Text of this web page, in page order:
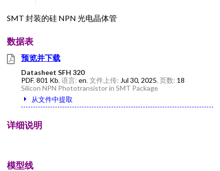
SMT 封装的硅 NPN 光电晶体管
数据表
预览并下载
Datasheet SFH 320
PDF, 801 Kb, 语言: en, 文件上传: Jul 30, 2025, 页数: 18
Silicon NPN Phototransistor in SMT Package
从文件中提取
详细说明
模型线